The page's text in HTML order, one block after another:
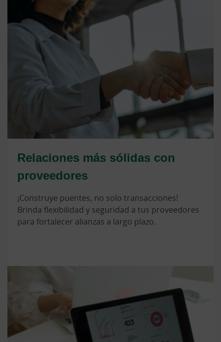
Relaciones más sólidas con
proveedores
¡Construye puentes, no solo transacciones!
Brinda flexibilidad y seguridad a tus proveedores
para fortalecer alianzas a largo plazo.